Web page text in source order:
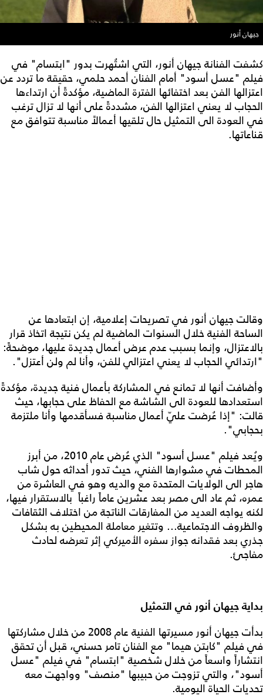
جيهان أنور
كشفت الفنانة جيهان أنور، التي اشتُهرت بدور "ابتسام" في
فيلم "عسل أسود" أمام الفنان أحمد حلمي، حقيقة ما تردد عن
اعتزالها الفن بعد اختفائها الفترة الماضية، مؤكدةً أن ارتداءها
الحجاب لا يعني اعتزالها الفن، مشددةً على أنها لا تزال ترغب
في العودة الى التمثيل حال تلقيها أعمالاً مناسبة تتوافق مع
قناعاتها.
وقالت جيهان أنور في تصريحات إعلامية، إن ابتعادها عن
الساحة الفنية خلال السنوات الماضية لم يكن نتيجة اتخاذ قرار
بالاعتزال، وإنما بسبب عدم عرض أعمال جديدة عليها، موضحةً:
"ارتدائي الحجاب لا يعني اعتزالي للفن، وأنا لم ولن أعتزل".
وأضافت أنها لا تمانع في المشاركة بأعمال فنية جديدة، مؤكدةً
استعدادها للعودة الى الشاشة مع الحفاظ على حجابها، حيث
قالت: "إذا عُرضت عليّ أعمال مناسبة فسأقدمها وأنا ملتزمة
بحجابي".
ويُعد فيلم "عسل أسود" الذي عُرض عام 2010، من أبرز
المحطات في مشوارها الفني، حيث تدور أحداثه حول شاب
هاجر الى الولايات المتحدة مع والديه وهو في العاشرة من
عمره، ثم عاد الى مصر بعد عشرين عاماً راغباً بالاستقرار فيها،
لكنه يواجه العديد من المفارقات الناتجة من اختلاف الثقافات
والظروف الاجتماعية... وتتغير معاملة المحيطين به بشكل
جذري بعد فقدانه جواز سفره الأميركي إثر تعرضه لحادث
مفاجئ.
بداية جيهان أنور في التمثيل
بدأت جيهان أنور مسيرتها الفنية عام 2008 من خلال مشاركتها
في فيلم "كابتن هيما" مع الفنان تامر حسني، قبل أن تحقق
انتشاراً واسعاً من خلال شخصية "ابتسام" في فيلم "عسل
أسود"، والتي تزوجت من حبيبها "منصف" وواجهت معه
تحديات الحياة اليومية.